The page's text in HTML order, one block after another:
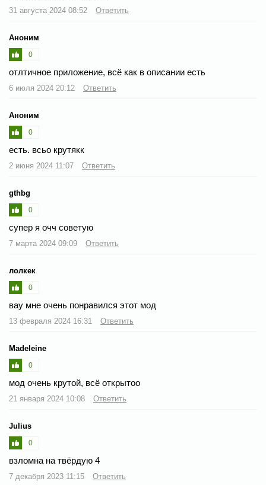
31 августа 2024 08:52 Ответить
Аноним
0
отлтичное приложение, всё как в описании есть
6 июля 2024 20:12 Ответить
Аноним
0
есть. всьо крутякк
2 июня 2024 11:07 Ответить
gthbg
0
супер я очч советую
7 марта 2024 09:09 Ответить
лолкек
0
вау мне очень понравился этот мод
13 февраля 2024 16:31 Ответить
Madeleine
0
мод очень крутой, всё открытоо
21 января 2024 10:08 Ответить
Julius
0
взломна на твёрдую 4
7 декабря 2023 11:15 Ответить